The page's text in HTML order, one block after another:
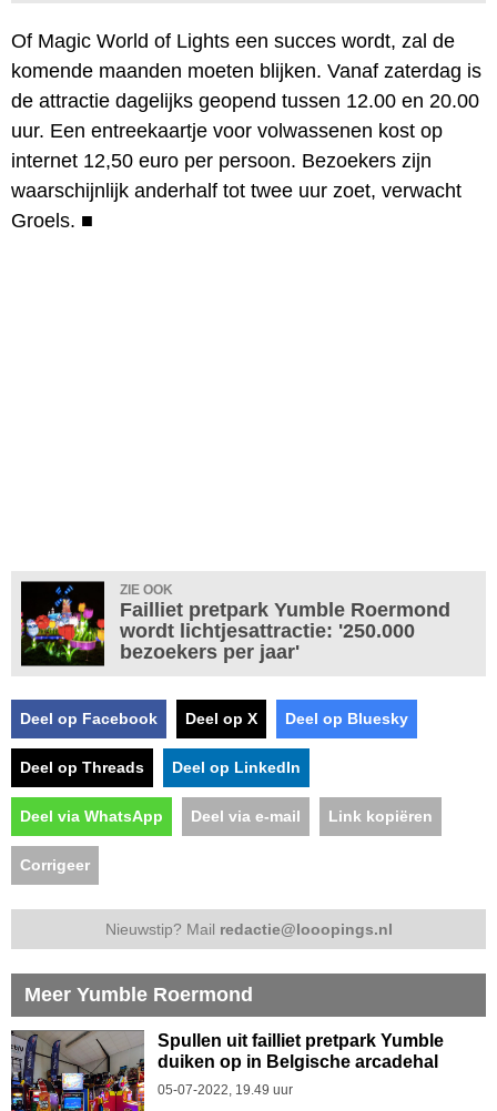
Of Magic World of Lights een succes wordt, zal de
komende maanden moeten blijken. Vanaf zaterdag is
de attractie dagelijks geopend tussen 12.00 en 20.00
uur. Een entreekaartje voor volwassenen kost op
internet 12,50 euro per persoon. Bezoekers zijn
waarschijnlijk anderhalf tot twee uur zoet, verwacht
Groels. ■
ZIE OOK
Failliet pretpark Yumble Roermond
wordt lichtjesattractie: '250.000
bezoekers per jaar'
Deel op Facebook Deel op X Deel op Bluesky
Deel op Threads Deel op LinkedIn
Deel via WhatsApp Deel via e-mail Link kopiëren
Corrigeer
Nieuwstip? Mail redactie@looopings.nl
Meer Yumble Roermond
Spullen uit failliet pretpark Yumble
duiken op in Belgische arcadehal
05-07-2022, 19.49 uur